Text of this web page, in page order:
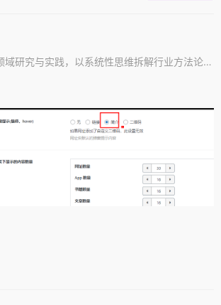
专注策划领域研究与实践，以系统性思维拆解行业方法论，分享可落地的策划技巧与案例解析。坚持输出高密度干货，涵盖活动策划、品牌营销、创意执行等方向，助力从业者提升实战能力。用经验说话，让策划变得更简单、更有效。